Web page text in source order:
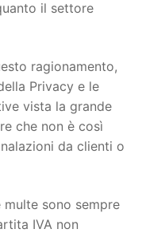
il settore
ragionamento,
Privacy e le
vista la grande
che non è così
da clienti o
sono sempre
IVA non